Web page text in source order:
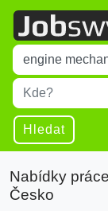
Title
Type 1 or more
Místo
Type 1 or more
Hledat
Nabídky
Česko